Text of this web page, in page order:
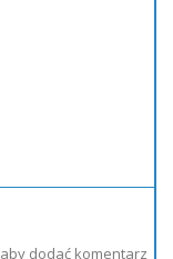
aby dodać komentarz